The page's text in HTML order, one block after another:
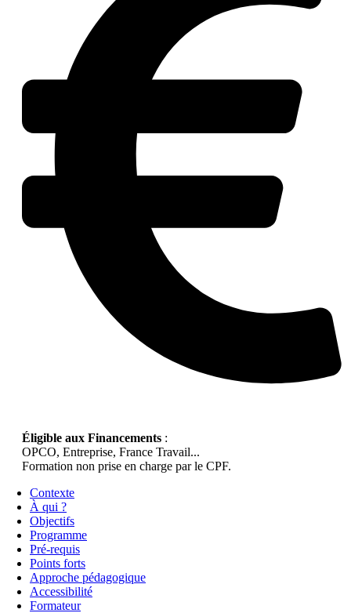
Éligible aux Financements :
OPCO, Entreprise, France Travail...
Formation non prise en charge par le CPF.
Contexte
À qui ?
Objectifs
Programme
Pré-requis
Points forts
Approche pédagogique
Accessibilité
Formateur